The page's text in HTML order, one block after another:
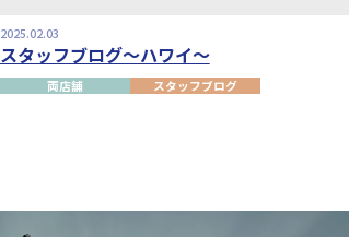
2025.02.03
スタッフブログ～ハワイ～
両店舗 スタッフブログ